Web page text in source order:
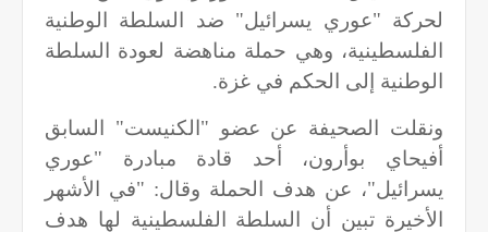
لحركة "عوري يسرائيل" ضد السلطة الوطنية
الفلسطينية، وهي حملة مناهضة لعودة السلطة
الوطنية إلى الحكم في غزة.
ونقلت الصحيفة عن عضو "الكنيست" السابق
أفيحاي بوأرون، أحد قادة مبادرة "عوري
يسرائيل"، عن هدف الحملة وقال: "في الأشهر
الأخيرة تبين أن السلطة الفلسطينية لها هدف